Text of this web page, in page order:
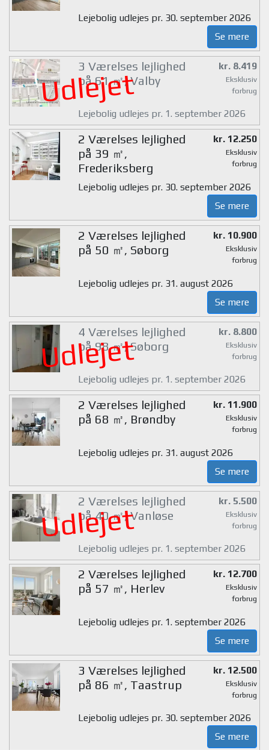
Lejebolig udlejes pr. 30. september 2026
Se mere
Udlejet
3 Værelses lejlighed
på 61 ㎡, Valby
kr. 8.419
Eksklusiv
forbrug
Lejebolig udlejes pr. 1. september 2026
2 Værelses lejlighed
på 39 ㎡,
Frederiksberg
kr. 12.250
Eksklusiv
forbrug
Lejebolig udlejes pr. 30. september 2026
Se mere
2 Værelses lejlighed
på 50 ㎡, Søborg
kr. 10.900
Eksklusiv
forbrug
Lejebolig udlejes pr. 31. august 2026
Se mere
Udlejet
4 Værelses lejlighed
på 98 ㎡, Søborg
kr. 8.800
Eksklusiv
forbrug
Lejebolig udlejes pr. 1. september 2026
2 Værelses lejlighed
på 68 ㎡, Brøndby
kr. 11.900
Eksklusiv
forbrug
Lejebolig udlejes pr. 31. august 2026
Se mere
Udlejet
2 Værelses lejlighed
på 40 ㎡, Vanløse
kr. 5.500
Eksklusiv
forbrug
Lejebolig udlejes pr. 1. september 2026
2 Værelses lejlighed
på 57 ㎡, Herlev
kr. 12.700
Eksklusiv
forbrug
Lejebolig udlejes pr. 1. september 2026
Se mere
3 Værelses lejlighed
på 86 ㎡, Taastrup
kr. 12.500
Eksklusiv
forbrug
Lejebolig udlejes pr. 30. september 2026
Se mere